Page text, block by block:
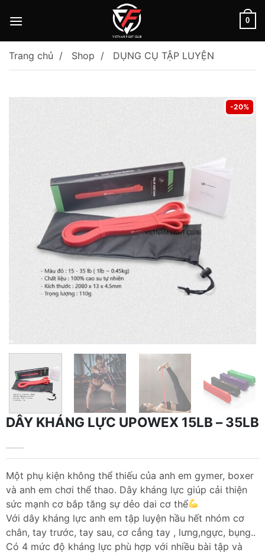
0
Trang chủ Shop DỤNG CỤ TẬP LUYỆN
-20%
DÂY KHÁNG LỰC UPOWEX 15LB – 35LB
Một phụ kiện không thể thiếu của anh em gymer, boxer
và anh em chơi thể thao. Dây kháng lực giúp cải thiện
sức mạnh cơ bắp tăng sự dẻo dai cơ thể
Với dây kháng lực anh em tập luyện hầu hết nhóm cơ
chân, tay trước, tay sau, cơ cẳng tay , lưng,ngực, bụng..
Có 4 mức độ kháng lực phù hợp với nhiều bài tập và